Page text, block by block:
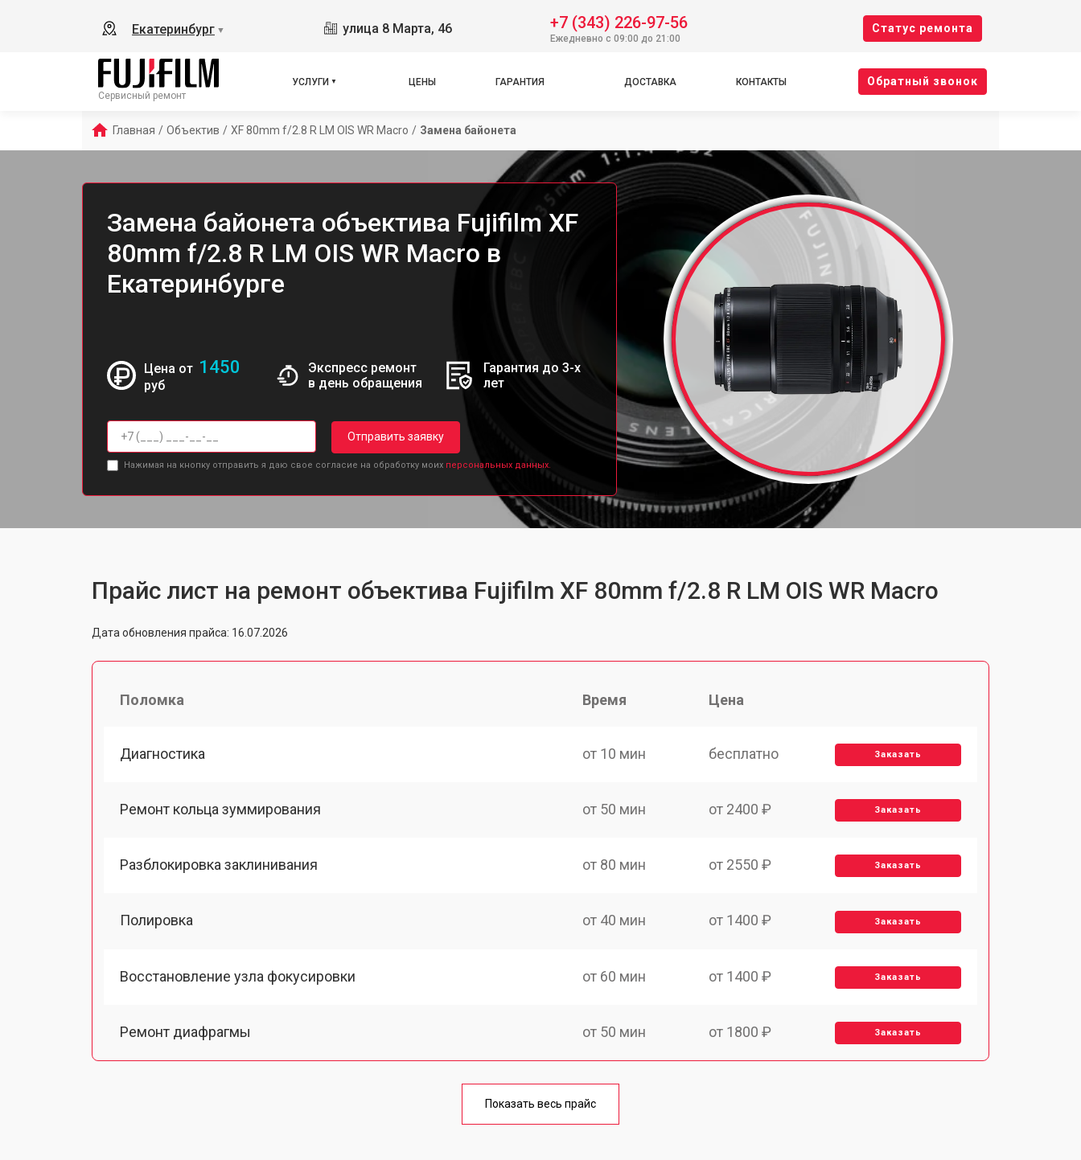
Екатеринбург ▼ улица 8 Марта, 46 +7 (343) 226-97-56
Ежедневно с 09:00 до 21:00
Cтатус ремонта
Сервисный ремонт
УСЛУГИ ЦЕНЫ ГАРАНТИЯ ДОСТАВКА КОНТАКТЫ Oбратный звонок
Главная / Объектив / XF 80mm f/2.8 R LM OIS WR Macro / Замена байонета
Замена байонета объектива Fujifilm XF
80mm f/2.8 R LM OIS WR Macro в
Екатеринбурге
Цена от 1450
руб
Экспресс ремонт
в день обращения
Гарантия до 3-х
лет
Отправить заявку
Нажимая на кнопку отправить я даю свое согласие на обработку моих персональных данных.
Прайс лист на ремонт объектива Fujifilm XF 80mm f/2.8 R LM OIS WR Macro
Дата обновления прайса: 16.07.2026
Поломка Время Цена
Диагностика от 10 мин бесплатно Заказать
Ремонт кольца зуммирования от 50 мин от 2400 ₽ Заказать
Разблокировка заклинивания от 80 мин от 2550 ₽ Заказать
Полировка от 40 мин от 1400 ₽ Заказать
Восстановление узла фокусировки от 60 мин от 1400 ₽ Заказать
Ремонт диафрагмы от 50 мин от 1800 ₽ Заказать
от 60 мин
Показать весь прайс